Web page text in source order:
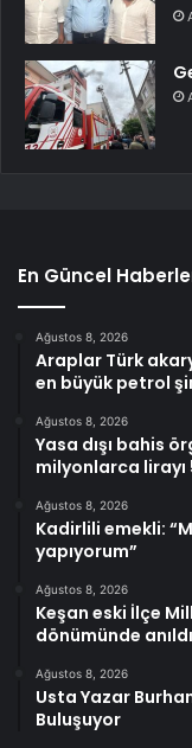
En Güncel
Ağustos 8, 2026
Araplar Türk
en büyük petrol
Ağustos 8, 2026
Yasa dışı bahis
milyonlarca lirayı
Ağustos 8, 2026
Kadirlili emekli:
yapıyorum”
Ağustos 8, 2026
Keşan eski İlçe
dönümünde anıldı
Ağustos 8, 2026
Usta Yazar
Buluşuyor